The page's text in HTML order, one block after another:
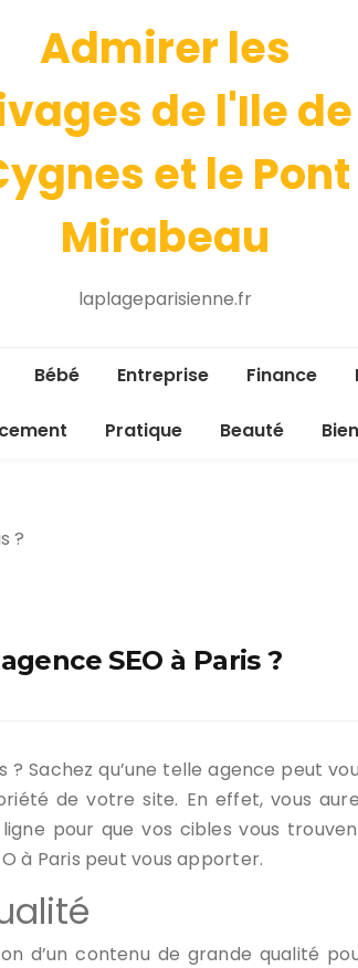
Admirer les
de l'Ile de
et le Pont
Mirabeau
laplageparisienne.fr
Bébé Entreprise Finance
Pratique Beauté
SEO à Paris ?
Sachez qu’une telle agence peut
de votre site. En effet, vous
pour que vos cibles vous
à Paris peut vous apporter.
d’un contenu de grande qualité